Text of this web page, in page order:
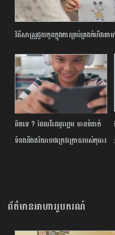
វិធីសាស្រ្តជួយកូនក្នុងការគ្រប់គ្រងកំហឹងតាម
ពិតទេ ? ដែលវីដេអូហ្គេម មានទំនាក់
ទំនងនឹងឥរិយាបថក្រេវក្រោធរបស់កុមារ
ព័ត៌មានអាហាររូបករណ៍